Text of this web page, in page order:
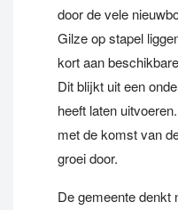
door de vele
Gilze op stapel
kort aan
Dit blijkt uit een
heeft laten
met de komst van
groei door.
De gemeente denkt